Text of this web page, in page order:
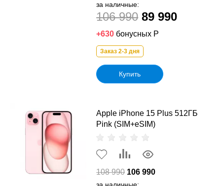
за наличные:
106 990 89 990
+630 бонусных Р
Заказ 2-3 дня
Купить
Apple iPhone 15 Plus 512ГБ
Pink (SIM+eSIM)
108 990 106 990